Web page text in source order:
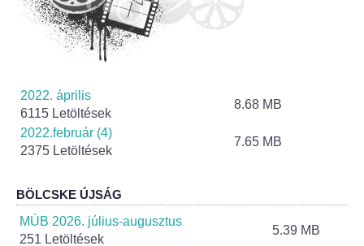
Pályázatok
Szerződések
Helyi Esélyegyenlőség Program
Alapítványok
2022. április
6115 Letöltések
8.68 MB
2022.február (4)
2375 Letöltések
7.65 MB
BÖLCSKE ÚJSÁG
MÚB 2026. július-augusztus
251 Letöltések
5.39 MB